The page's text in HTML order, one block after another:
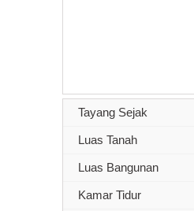
Tayang Sejak
Luas Tanah
Luas Bangunan
Kamar Tidur